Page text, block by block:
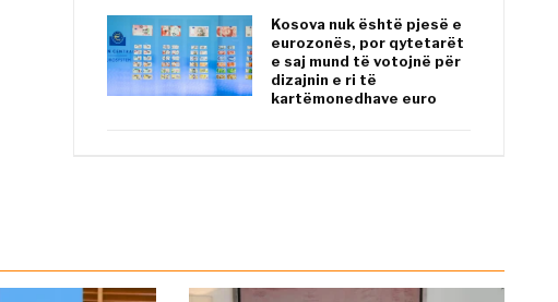
Kosova nuk është pjesë e
eurozonës, por qytetarët
e saj mund të votojnë për
dizajnin e ri të
kartëmonedhave euro